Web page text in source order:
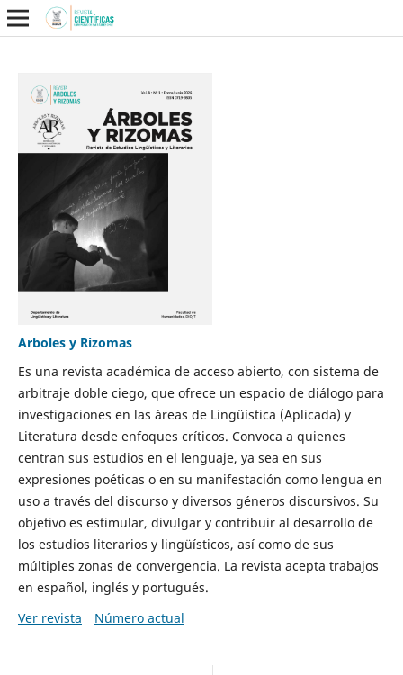
Arboles y Rizomas
Es una revista académica de acceso abierto, con sistema de
arbitraje doble ciego, que ofrece un espacio de diálogo para
investigaciones en las áreas de Lingüística (Aplicada) y
Literatura desde enfoques críticos. Convoca a quienes
centran sus estudios en el lenguaje, ya sea en sus
expresiones poéticas o en su manifestación como lengua en
uso a través del discurso y diversos géneros discursivos. Su
objetivo es estimular, divulgar y contribuir al desarrollo de
los estudios literarios y lingüísticos, así como de sus
múltiples zonas de convergencia. La revista acepta trabajos
en español, inglés y portugués.
Ver revista
Número actual